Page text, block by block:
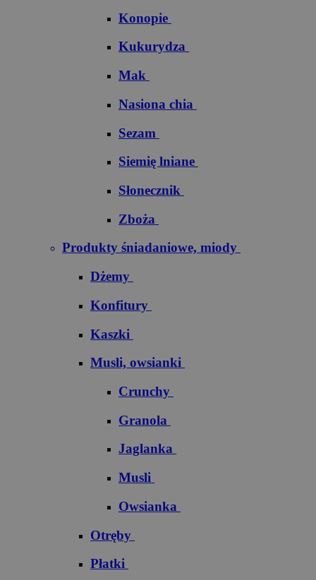
Konopie
Kukurydza
Mak
Nasiona chia
Sezam
Siemię lniane
Słonecznik
Zboża
Produkty śniadaniowe, miody
Dżemy
Konfitury
Kaszki
Musli, owsianki
Crunchy
Granola
Jaglanka
Musli
Owsianka
Otręby
Płatki